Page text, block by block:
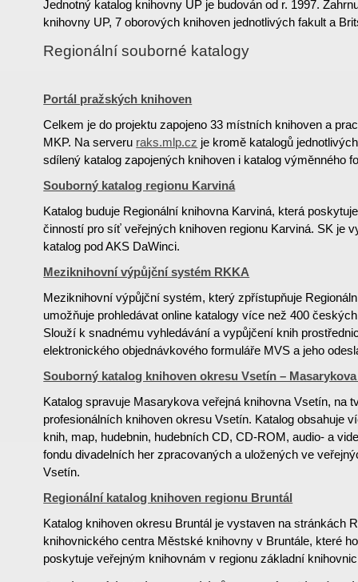
Jednotný katalog knihovny UP je budován od r. 1997.
knihovny UP, 7 oborových knihoven jednotlivých fakult a
Regionální souborné katalogy
Portál pražských knihoven
Celkem je do projektu zapojeno 33 místních knihoven a
MKP. Na serveru raks.mlp.cz je kromě katalogů
sdílený katalog zapojených knihoven i katalog výměnného
Souborný katalog regionu Karviná
Katalog buduje Regionální knihovna Karviná, která
činností pro síť veřejných knihoven regionu Karviná. SK je
katalog pod AKS DaWinci.
Meziknihovní výpůjční systém RKKA
Meziknihovní výpůjční systém, který zpřístupňuje
umožňuje prohledávat online katalogy více než 400
Slouží k snadnému vyhledávání a vypůjčení knih
elektronického objednávkového formuláře MVS a jeho
Souborný katalog knihoven okresu Vsetín –
Katalog spravuje Masarykova veřejná knihovna Vsetín, na
profesionálních knihoven okresu Vsetín. Katalog obsahuje
knih, map, hudebnin, hudebních CD, CD-ROM, audio- a
fondu divadelních her zpracovaných a uložených ve
Vsetín.
Regionální katalog knihoven regionu Bruntál
Katalog knihoven okresu Bruntál je vystaven na stránkách
knihovnického centra Městské knihovny v Bruntále, které
poskytuje veřejným knihovnám v regionu základní